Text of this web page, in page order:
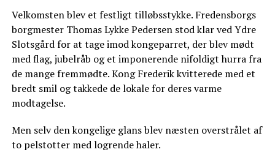
Velkomsten blev et festligt tilløbsstykke. Fredensborgs
borgmester Thomas Lykke Pedersen stod klar ved Ydre
Slotsgård for at tage imod kongeparret, der blev mødt
med flag, jubelråb og et imponerende nifoldigt hurra fra
de mange fremmødte. Kong Frederik kvitterede med et
bredt smil og takkede de lokale for deres varme
modtagelse.
Men selv den kongelige glans blev næsten overstrålet af
to pelstotter med logrende haler.